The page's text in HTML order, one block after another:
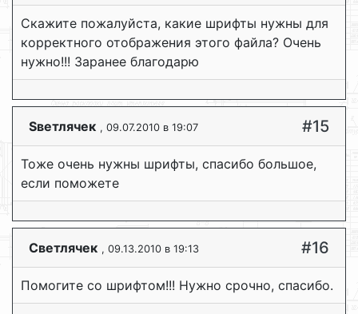
Скажите пожалуйста, какие шрифты нужны для
корректного отображения этого файла? Очень
нужно!!! Заранее благодарю
Sветлячек , 09.07.2010 в 19:07 #15
Тоже очень нужны шрифты, спасибо большое,
если поможете
Светлячек , 09.13.2010 в 19:13 #16
Помогите со шрифтом!!! Нужно срочно, спасибо.